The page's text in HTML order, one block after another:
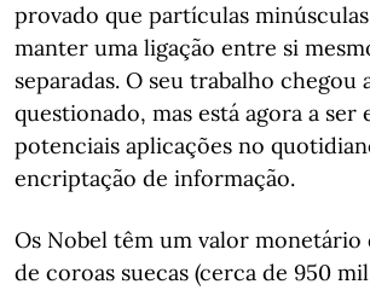
provado que partículas
manter uma ligação entre si
separadas. O seu trabalho chegou
questionado, mas está agora a ser
potenciais aplicações no
encriptação de informação.
Os Nobel têm um valor monetário
de coroas suecas (cerca de 950